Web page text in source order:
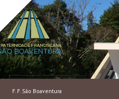
F. F. São Boaventura